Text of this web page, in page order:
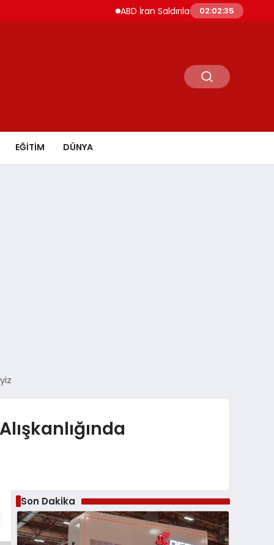
ABD İran Saldırılarını Askıya Aldı Hürmüz
02:02:36
EĞİTİM DÜNYA
Son Dakika